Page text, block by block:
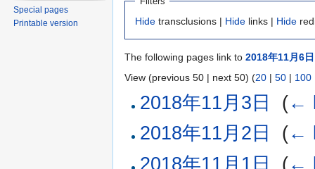
Hide transclusions | Hide links | Hide
The following pages link to 2018年11月6日
View (previous 50 | next 50) (20 | 50 | 100
2018年11月3日 (←
2018年11月2日
(←
2018年11月1日
(←
Special pages
Printable version